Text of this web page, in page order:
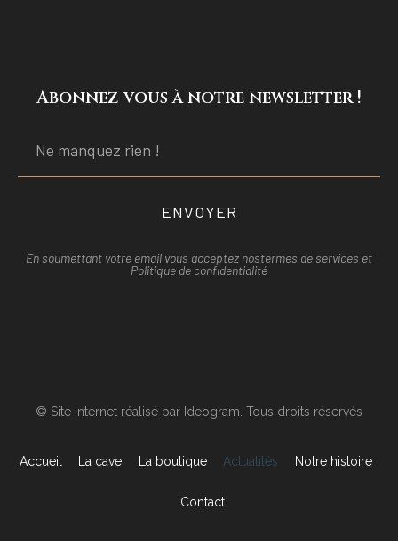
Abonnez-vous à notre newsletter !
ENVOYER
En soumettant votre email vous acceptez nostermes de services et
Politique de confidentialité
© Site internet réalisé par Ideogram. Tous droits réservés
Accueil La cave La boutique Actualités Notre histoire
Contact